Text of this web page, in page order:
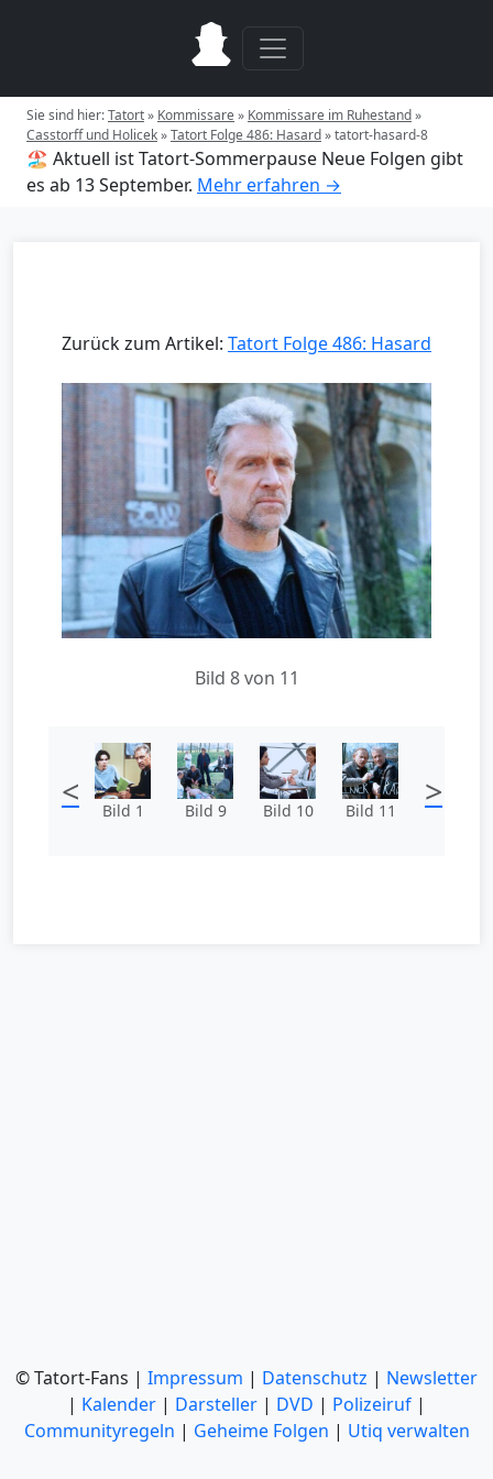
Sie sind hier:Tatort» Kommissare» Kommissare im Ruhestand»
Casstorff und Holicek»Tatort Folge 486: Hasard»tatort-hasard-8
🏖️ Aktuell ist Tatort-Sommerpause Neue Folgen gibt
es ab 13 September. Mehr erfahren →
Zurück zum Artikel: Tatort Folge 486: Hasard
Bild 8 von 11
< Bild 1 Bild 9 Bild 10 Bild 11 >
© Tatort-Fans | Impressum | Datenschutz | Newsletter
| Kalender | Darsteller | DVD | Polizeiruf |
Communityregeln | Geheime Folgen | Utiq verwalten